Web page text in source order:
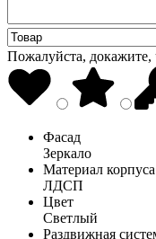
Пожалуйста, докажите,
Фасад
Зеркало
Материал корпуса
ЛДСП
Цвет
Светлый
Раздвижная